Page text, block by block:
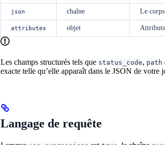
json chaîne Le
attributes objet
Les champs structurés tels que status_code, path
exacte telle qu’elle apparaît dans le JSON de votre
Langage de requête